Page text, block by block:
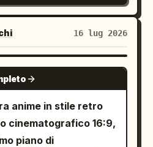
録で” sopra un
“お友達招待で”
e “Credits”. Stile
ultra-dettagliato
design pubblicitario
tipografia
scritte dei titoli
alto subito a sinistra, 1
basso davanti e 1
basso più largo
Tutti i prodotti sono
premium e con
sui bordi. Stile
antracite-blu con
dall'alto a
e frangia, che
beige in maglia.
solleva la
verso lo spettatore
di "stop/attesa" e
credito dorata nella
tonalità della
beauty
Elementi
a sinistra al
nero e una piccola
All'interno, usa
in grassetto nero
riga finale
テロップはズレまくってる
するし、そのくせにそれ以
flusso di lavoro
della skill e
(salva una foto
il modello di
2. Fornisci il
all'agente, che lo
Round 1: Consiglia
16 lug 2026
GPT IMAGE 2
anime in stile retro
cinematografico 16:9,
piano di